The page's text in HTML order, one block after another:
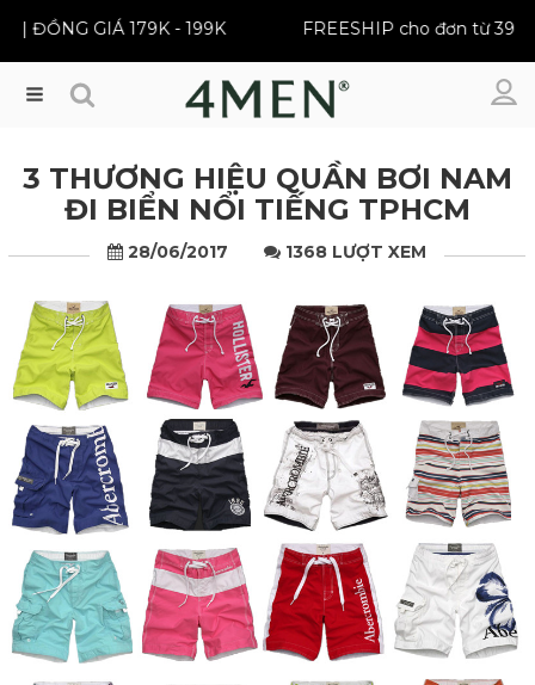
| ĐỒNG GIÁ 179K - 199K FREESHIP cho đơn từ 399K
Menu
3 THƯƠNG HIỆU QUẦN BƠI NAM
ĐI BIỂN NỔI TIẾNG TPHCM
28/06/2017 1368 LƯỢT XEM